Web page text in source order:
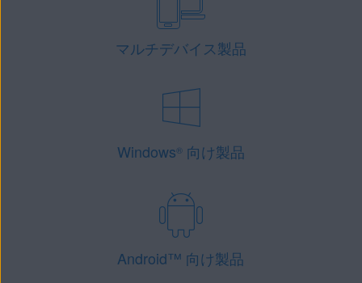
マルチデバイス製品
Windows®向け製品
Android™ 向け製品